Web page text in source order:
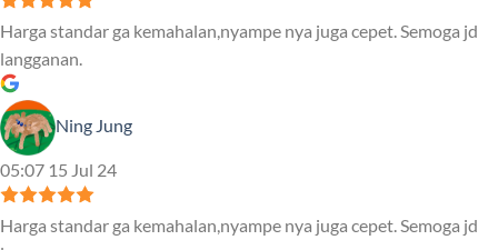
Harga standar ga kemahalan,nyampe nya juga cepet. Semoga jd
langganan.
Ning Jung
05:07 15 Jul 24
Harga standar ga kemahalan,nyampe nya juga cepet. Semoga jd